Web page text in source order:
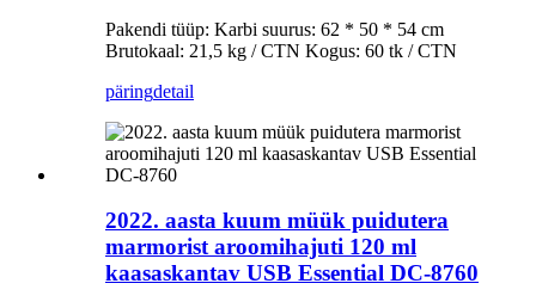
Pakendi tüüp: Karbi suurus: 62 * 50 * 54 cm
Brutokaal: 21,5 kg / CTN Kogus: 60 tk / CTN
päringdetail
2022. aasta kuum müük puidutera
marmorist aroomihajuti 120 ml
kaasaskantav USB Essential DC-8760